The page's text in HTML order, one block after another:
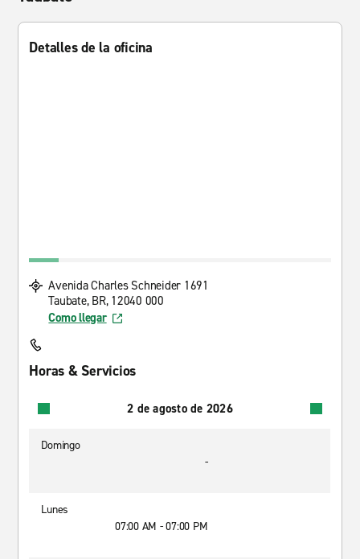
Detalles de la oficina
Avenida Charles Schneider 1691
Taubate, BR, 12040 000
Como llegar
Horas & Servicios
2 de agosto de 2026
Domingo
-
Lunes
07:00 AM - 07:00 PM